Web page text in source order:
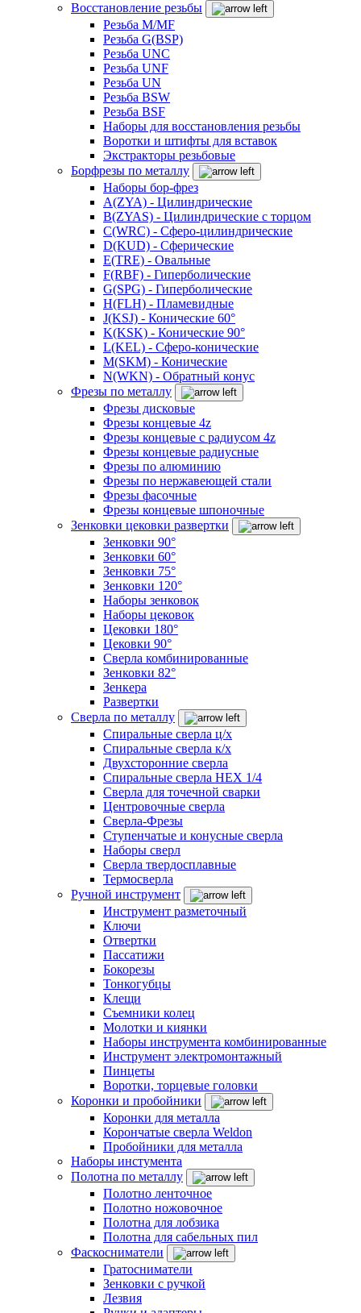
Восстановление резьбы
Резьба M/MF
Резьба G(BSP)
Резьба UNC
Резьба UNF
Резьба UN
Резьба BSW
Резьба BSF
Наборы для восстановления резьбы
Воротки и штифты для вставок
Экстракторы резьбовые
Борфрезы по металлу
Наборы бор-фрез
A(ZYA) - Цилиндрические
B(ZYAS) - Цилиндрические с торцом
C(WRC) - Сферо-цилиндрические
D(KUD) - Сферические
E(TRE) - Овальные
F(RBF) - Гиперболические
G(SPG) - Гиперболические
H(FLH) - Пламевидные
J(KSJ) - Конические 60°
K(KSK) - Конические 90°
L(KEL) - Сферо-конические
M(SKM) - Конические
N(WKN) - Обратный конус
Фрезы по металлу
Фрезы дисковые
Фрезы концевые 4z
Фрезы концевые с радиусом 4z
Фрезы концевые радиусные
Фрезы по алюминию
Фрезы по нержавеющей стали
Фрезы фасочные
Фрезы концевые шпоночные
Зенковки цековки развертки
Зенковки 90°
Зенковки 60°
Зенковки 75°
Зенковки 120°
Наборы зенковок
Наборы цековок
Цековки 180°
Цековки 90°
Сверла комбинированные
Зенковки 82°
Зенкера
Развертки
Сверла по металлу
Спиральные сверла ц/х
Спиральные сверла к/х
Двухсторонние сверла
Спиральные сверла HEX 1/4
Сверла для точечной сварки
Центровочные сверла
Сверла-Фрезы
Ступенчатые и конусные сверла
Наборы сверл
Сверла твердосплавные
Термосверла
Ручной инструмент
Инструмент разметочный
Ключи
Отвертки
Пассатижи
Бокорезы
Тонкогубцы
Клещи
Съемники колец
Молотки и киянки
Наборы инструмента комбинированные
Инструмент электромонтажный
Пинцеты
Воротки, торцевые головки
Коронки и пробойники
Коронки для металла
Корончатые сверла Weldon
Пробойники для металла
Наборы инстумента
Полотна по металлу
Полотно ленточное
Полотно ножовочное
Полотна для лобзика
Полотна для сабельных пил
Фаскосниматели
Гратосниматели
Зенковки с ручкой
Лезвия